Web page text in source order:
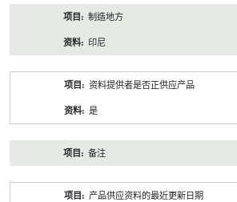
制造地方
印尼
资料提供者是否正供应产品
是
备注
产品供应资料的最近更新日期